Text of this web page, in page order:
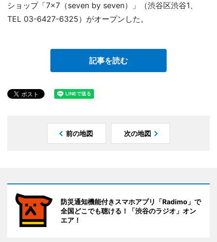
ショップ「7×7（seven by seven）」（渋谷区渋谷1、
TEL 03-6427-6325）がオープンした。
記事を読む
前の地図 次の地図
防災通知機能付きスマホアプリ「Radimo」で
全国どこでも聴ける！「渋谷のラジオ」オン
エア！